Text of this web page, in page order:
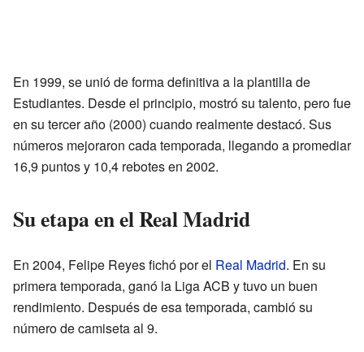
En 1999, se unió de forma definitiva a la plantilla de
Estudiantes. Desde el principio, mostró su talento, pero fue
en su tercer año (2000) cuando realmente destacó. Sus
números mejoraron cada temporada, llegando a promediar
16,9 puntos y 10,4 rebotes en 2002.
Su etapa en el Real Madrid
En 2004, Felipe Reyes fichó por el Real Madrid. En su
primera temporada, ganó la Liga ACB y tuvo un buen
rendimiento. Después de esa temporada, cambió su
número de camiseta al 9.